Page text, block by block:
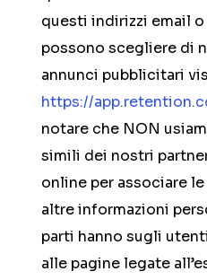
questi indirizzi email
possono scegliere di
annunci pubblicitari
https://
notare che NON
simili dei nostri
online per associare
altre informazioni
parti hanno sugli
alle pagine legate